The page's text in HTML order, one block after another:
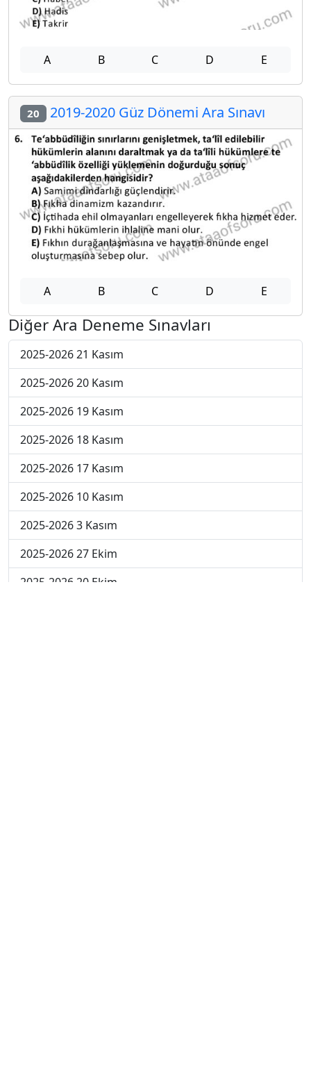
A B C D E
20 2019-2020 Güz Dönemi Ara Sınavı
A B C D E
Diğer Ara Deneme Sınavları
2025-2026 21 Kasım
2025-2026 20 Kasım
2025-2026 19 Kasım
2025-2026 18 Kasım
2025-2026 17 Kasım
2025-2026 10 Kasım
2025-2026 3 Kasım
2025-2026 27 Ekim
2025-2026 20 Ekim